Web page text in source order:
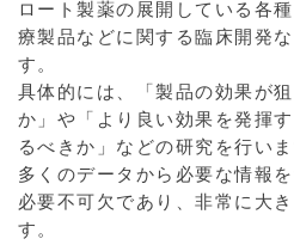
ロート製薬の展開している各
療製品などに関する臨床開発
す。
具体的には、「製品の効果が
か」や「より良い効果を発揮
るべきか」などの研究を行いま
多くのデータから必要な情報
必要不可欠であり、非常に大
す。